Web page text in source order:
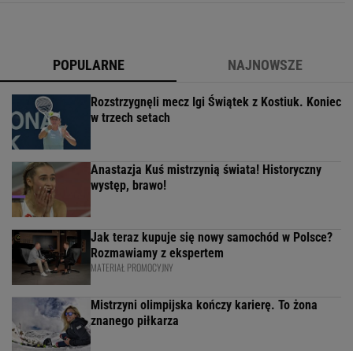
POPULARNE NAJNOWSZE
Rozstrzygnęli mecz Igi Świątek z Kostiuk. Koniec
w trzech setach
Anastazja Kuś mistrzynią świata! Historyczny
występ, brawo!
Jak teraz kupuje się nowy samochód w Polsce?
Rozmawiamy z ekspertem
MATERIAŁ PROMOCYJNY
Mistrzyni olimpijska kończy karierę. To żona
znanego piłkarza